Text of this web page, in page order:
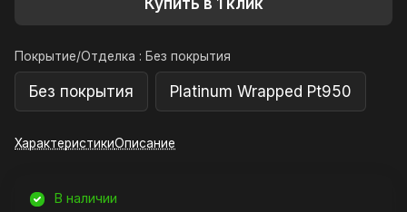
Купить в 1 клик
Покрытие/Отделка : Без покрытия
Без покрытия Platinum Wrapped Pt950
ХарактеристикиОписание
В наличии